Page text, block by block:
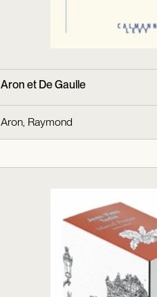
Aron et De Gaulle
Aron, Raymond